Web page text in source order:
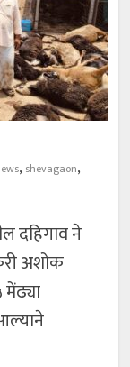
, shevagaon,
दहिगाव ने
अशोक
मेंढ्या